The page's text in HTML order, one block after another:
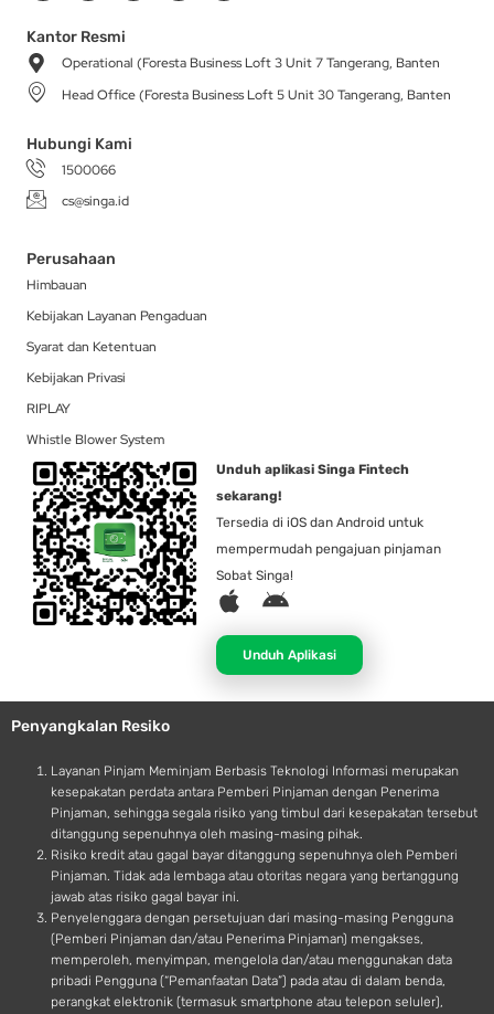
s
a
g
r
a
m
c
b
o
-
k
t
t
r
n
i
Kantor Resmi
Operational (Foresta Business Loft 3 Unit 7 Tangerang, Banten
Head Office (Foresta Business Loft 5 Unit 30 Tangerang, Banten
Hubungi Kami
1500066
cs@singa.id
Perusahaan
Himbauan
Kebijakan Layanan Pengaduan
Syarat dan Ketentuan
Kebijakan Privasi
RIPLAY
Whistle Blower System
Unduh aplikasi Singa Fintech
sekarang!
Tersedia di iOS dan Android untuk
mempermudah pengajuan pinjaman
Sobat Singa!
A
p
l
e
A
d
r
o
d
Unduh Aplikasi
Penyangkalan Resiko
Layanan Pinjam Meminjam Berbasis Teknologi Informasi merupakan
kesepakatan perdata antara Pemberi Pinjaman dengan Penerima
Pinjaman, sehingga segala risiko yang timbul dari kesepakatan tersebut
ditanggung sepenuhnya oleh masing-masing pihak.
Risiko kredit atau gagal bayar ditanggung sepenuhnya oleh Pemberi
Pinjaman. Tidak ada lembaga atau otoritas negara yang bertanggung
jawab atas risiko gagal bayar ini.
Penyelenggara dengan persetujuan dari masing-masing Pengguna
(Pemberi Pinjaman dan/atau Penerima Pinjaman) mengakses,
memperoleh, menyimpan, mengelola dan/atau menggunakan data
pribadi Pengguna (“Pemanfaatan Data”) pada atau di dalam benda,
perangkat elektronik (termasuk smartphone atau telepon seluler),